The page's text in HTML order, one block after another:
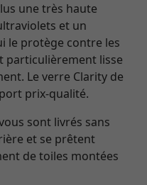
une très haute
et un
le protège contre les
particulièrement lisse
Le verre Clarity de
prix-qualité.
sont livrés sans
et se prêtent
de toiles montées